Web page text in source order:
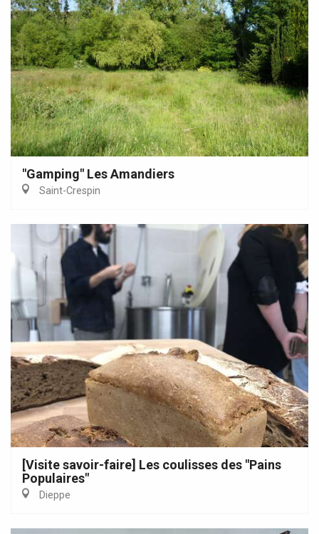
"Gamping" Les Amandiers
Saint-Crespin
[Visite savoir-faire] Les coulisses des "Pains
Populaires"
Dieppe